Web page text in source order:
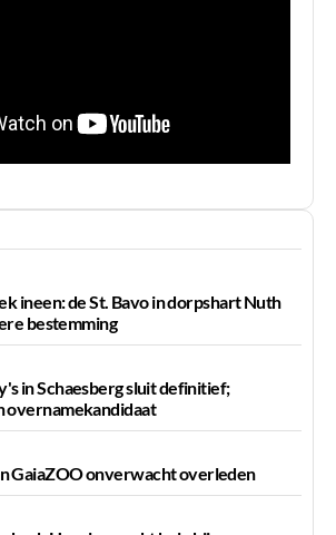
ineen: de St. Bavo in dorpshart Nuth
bestemming
in Schaesberg sluit definitief;
overnamekandidaat
GaiaZOO onverwacht overleden